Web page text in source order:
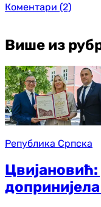
Коментари (2)
Више из
Република Српска
Цвијановић: